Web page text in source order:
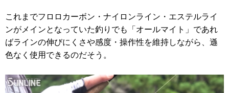
これまでフロロカーボン・ナイロンライン・エステルライ
ンがメインとなっていた釣りでも「オールマイト」であれ
ばラインの伸びにくさや感度・操作性を維持しながら、遜
色なく使用できるのだそう。